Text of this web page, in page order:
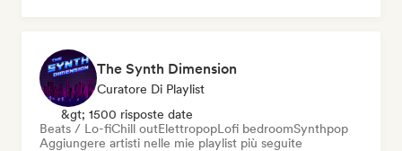
The Synth Dimension
Curatore Di Playlist
&gt; 1500 risposte date
Beats / Lo-fiChill outElettropopLofi bedroomSynthpop
Aggiungere artisti nelle mie playlist più seguite